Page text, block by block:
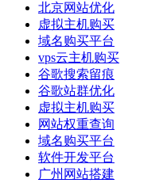
北京网站优化
虚拟主机购买
域名购买平台
vps云主机购买
谷歌搜索留痕
谷歌站群优化
虚拟主机购买
网站权重查询
域名购买平台
软件开发平台
广州网站搭建